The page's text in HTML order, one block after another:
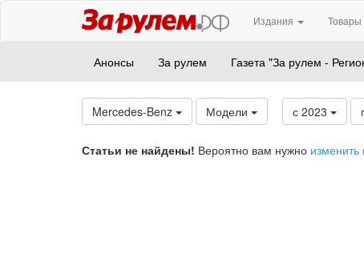
Издания Товары
Анонсы За рулем Газета "За рулем -
Mercedes-Benz Модели с 2023
Статьи не найдены! Вероятно вам нужно